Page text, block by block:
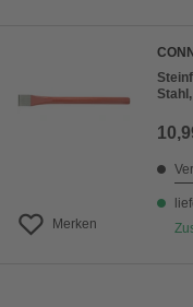
Merken